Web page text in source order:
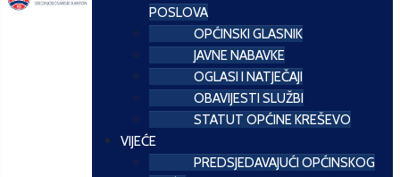
POSLOVA
OPĆINSKI GLASNIK
JAVNE NABAVKE
OGLASI I NATJEČAJI
OBAVIJESTI SLUŽBI
STATUT OPĆINE KREŠEVO
VIJEĆE
PREDSJEDAVAJUĆI OPĆINSKOG